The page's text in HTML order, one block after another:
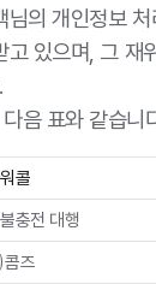
정보통신진흥협회
서비스 이용자 공동
메시지(SMS) 안내, 외
명, 주민등록번호, 생
보 제공일로부터 서비
일 중 먼저 도래하는
간이 종료한 시점에
한 규정이 있을 경우
망 및 고객센터(고객
케이션 업무) 신청접
모바일 서비스 개통
이벤트 정보 안내의 마
님의 개인정보
고 있으며, 그 재
음 표와 같습니
콜
충전 대행
즈